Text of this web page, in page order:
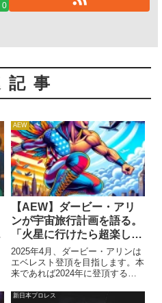
0
記事
AEW
【AEW】ダービー・アリ
ンが宇宙旅行計画を語る。
「火星に行けたら超楽しそ
うだ」
2025年4月、ダービー・アリンは
エベレスト登頂を目指します。本
来であれば2024年に登頂する予
脚を負傷してしまったために実現
新日本プロレス